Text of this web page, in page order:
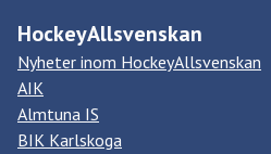
HockeyAllsvenskan
Nyheter inom HockeyAllsvenskan
AIK
Almtuna IS
BIK Karlskoga